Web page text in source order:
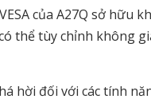
của A27Q sở hữu
thể tùy chỉnh không
hời đối với các tính